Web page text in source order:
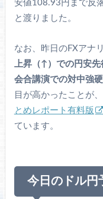
安値108.93円まで反
と渡りました。
なお、昨日のFXアナ
上昇（↑）での円安先
会合講演での対中強
目が高かったことが
とめレポート有料版
ています。
今日のドル円